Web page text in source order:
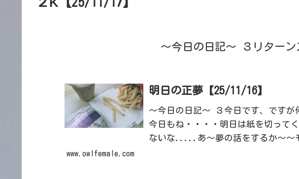
～今日の日記～ ３リターン
明日の正夢【25/11/16】
～今日の日記～ ３今日です、ですが
今日もね・・・・明日は紙を切って
ないな.....あ～夢の話をするか～～
を飲みながら、お出かけする夢だっ
www.owlfemale.com